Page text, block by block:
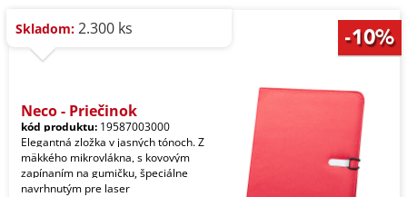
Skladom: 2.300 ks
Neco - Priečinok
kód produktu: 19587003000
Elegantná zložka v jasných tónoch. Z
mäkkého mikrovlákna, s kovovým
zapínaním na gumičku, špeciálne
navrhnutým pre laser